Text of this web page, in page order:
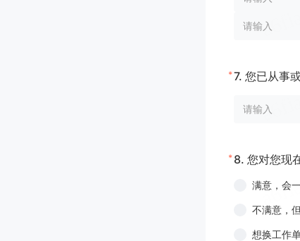
*7. 您已从事
* 8. 您对您现
满意，会
不满意，
想换工作